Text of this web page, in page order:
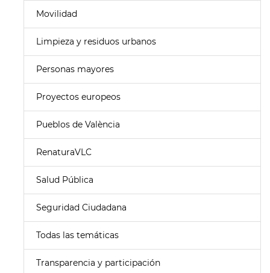
Movilidad
Limpieza y residuos urbanos
Personas mayores
Proyectos europeos
Pueblos de València
RenaturaVLC
Salud Pública
Seguridad Ciudadana
Todas las temáticas
Transparencia y participación